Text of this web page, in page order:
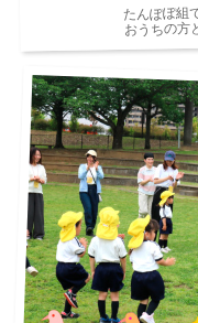
たんぽぽ組
おうちの方